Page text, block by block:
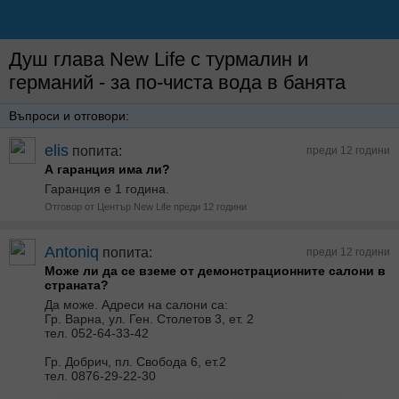
Душ глава New Life с турмалин и
германий - за по-чиста вода в банята
Въпроси и отговори:
преди 12 години
elis попита:
А гаранция има ли?
Гаранция е 1 година.
Отговор от Център New Life преди 12 години
преди 12 години
Antoniq попита:
Може ли да се вземе от демонстрационните салони в
страната?
Да може. Адреси на салони са:
Гр. Варна, ул. Ген. Столетов 3, ет. 2
тел. 052-64-33-42
Гр. Добрич, пл. Свобода 6, ет.2
тел. 0876-29-22-30